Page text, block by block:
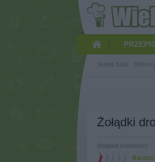
Jesteś tutaj: Strona
Żołądki
Bardzo